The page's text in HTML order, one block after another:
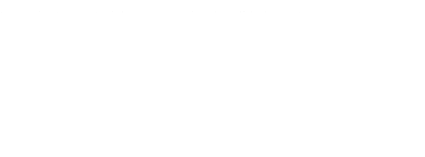
Herramientas, materiales y accesorios de calidad para tus proyectos y